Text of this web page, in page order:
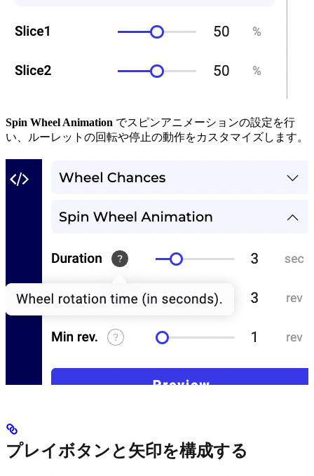
Spin Wheel Animation でスピンアニメーションの設定を行
い、ルーレットの回転や停止の動作をカスタマイズします。
プレイボタンと矢印を構成する